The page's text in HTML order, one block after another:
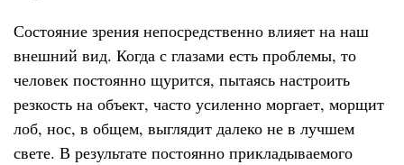
Состояние зрения непосредственно влияет на наш
внешний вид. Когда с глазами есть проблемы, то
человек постоянно щурится, пытаясь настроить
резкость на объект, часто усиленно моргает, морщит
лоб, нос, в общем, выглядит далеко не в лучшем
свете. В результате постоянно прикладываемого